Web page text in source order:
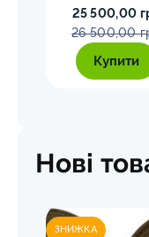
25 500,00
26 500,00
Купити
Нові
ЗНИЖКА